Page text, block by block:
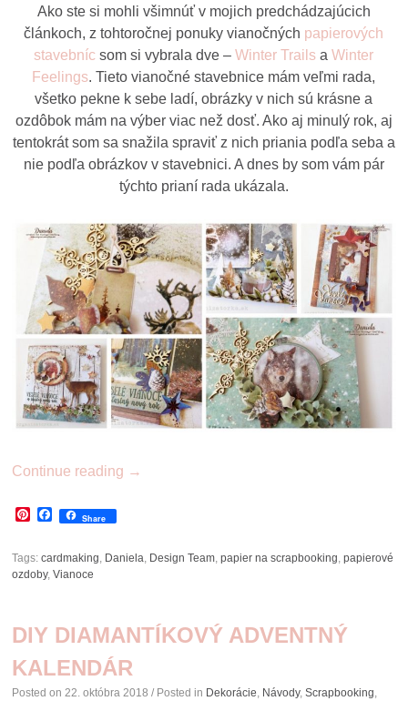
Ako ste si mohli všimnúť v mojich predchádzajúcich
článkoch, z tohtoročnej ponuky vianočných papierových
stavebníc som si vybrala dve –Winter Trails aWinter
Feelings. Tieto vianočné stavebnice mám veľmi rada,
všetko pekne k sebe ladí, obrázky v nich sú krásne a
ozdôbok mám na výber viac než dosť. Ako aj minulý rok, aj
tentokrát som sa snažila spraviť z nich priania podľa seba a
nie podľa obrázkov v stavebnici. A dnes by som vám pár
týchto prianí rada ukázala.
Continue reading →
Pinterest
Facebook
Share
Tags:cardmaking Daniela Design Team ,papier na scrapbooking ,papierové
ozdoby,Vianoce
DIY DIAMANTÍKOVÝ ADVENTNÝ
KALENDÁR
Posted on 22. októbra 2018 / Posted in Dekorácie Návody,Scrapbooking